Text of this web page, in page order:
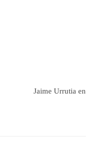
Jaime Urrutia en